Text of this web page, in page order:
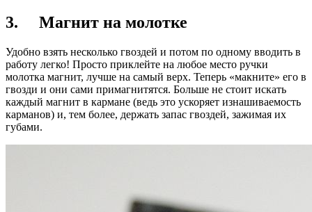
3. Магнит на молотке
Удобно взять несколько гвоздей и потом по одному вводить в
работу легко! Просто приклейте на любое место ручки
молотка магнит, лучше на самый верх. Теперь «макните» его в
гвозди и они сами примагнитятся. Больше не стоит искать
каждый магнит в кармане (ведь это ускоряет изнашиваемость
карманов) и, тем более, держать запас гвоздей, зажимая их
губами.